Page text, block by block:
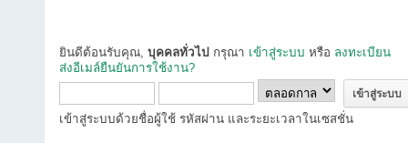
ยินดีต้อนรับคุณ, บุคคลทั่วไป กรุณา เข้าสู่ระบบ หรือ ลงทะเบียน
ส่งอีเมล์ยืนยันการใช้งาน?
เข้าสู่ระบบด้วยชื่อผู้ใช้ รหัสผ่าน และระยะเวลาในเซสชั่น